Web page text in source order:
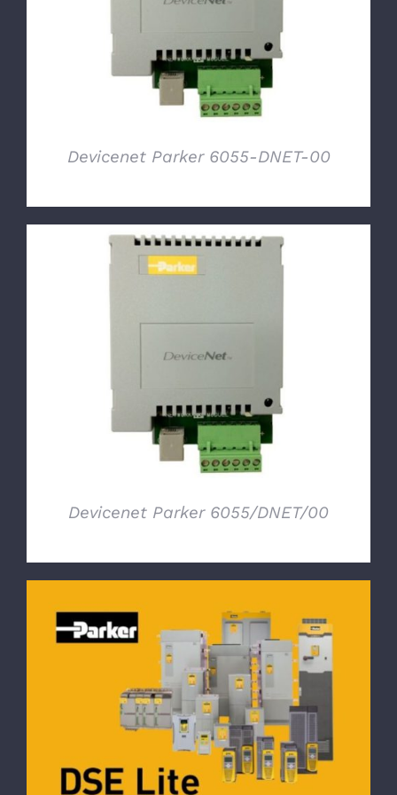
Devicenet Parker 6055-DNET-00
DETTAGLI
Devicenet Parker 6055/DNET/00
DETTAGLI